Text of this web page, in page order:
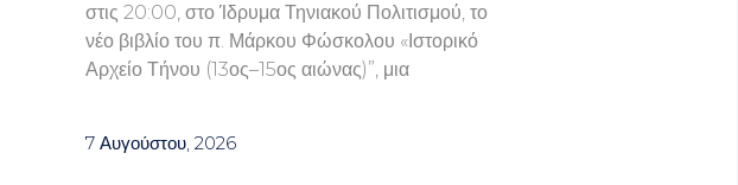
στις 20:00, στο Ίδρυμα Τηνιακού Πολιτισμού, το
νέο βιβλίο του π. Μάρκου Φώσκολου «Ιστορικό
Αρχείο Τήνου (13ος–15ος αιώνας)”, μια
7 Αυγούστου, 2026